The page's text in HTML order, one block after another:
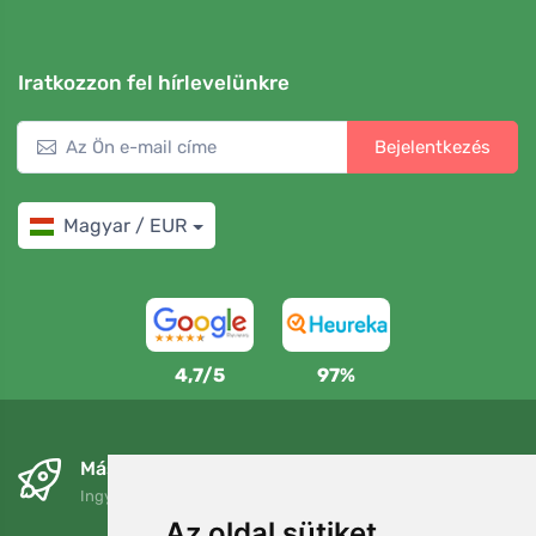
Iratkozzon fel hírlevelünkre
Bejelentkezés
Magyar / EUR
4,7/5 97%
Másnapra és ingyenesen
Ingyenes szállítás a következő összeg felett: 80 EUR